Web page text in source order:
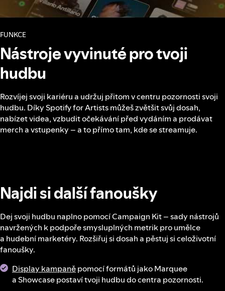
FUNKCE
Nástroje vyvinuté pro tvoji
hudbu
Rozvíjej svoji kariéru a udržuj přitom v centru pozornosti svoji
hudbu. Díky Spotify for Artists můžeš zvětšit svůj dosah,
nabízet videa, vzbudit očekávání před vydáním a prodávat
merch a vstupenky – a to přímo tam, kde se streamuje.
Najdi si další fanoušky
Dej svoji hudbu naplno pomocí Campaign Kit – sady nástrojů
navržených k podpoře smysluplných metrik pro umělce
a hudební marketéry. Rozšiřuj si dosah a pěstuj si celoživotní
fanoušky.
Display kampaněpomocí formátů jako Marquee
a Showcase postaví tvoji hudbu do centra pozornosti.